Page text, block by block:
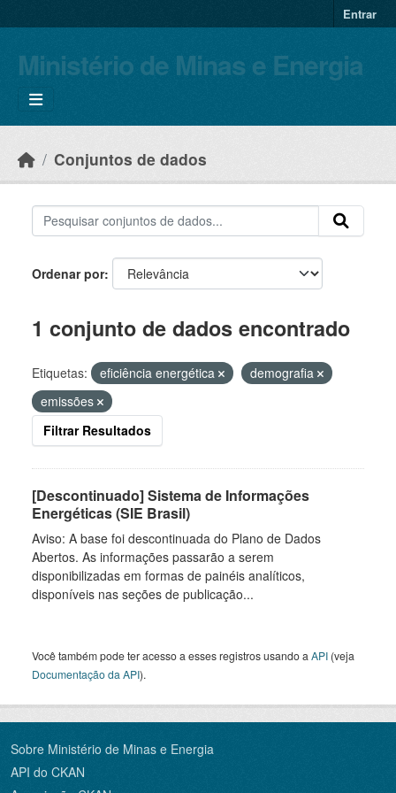
Entrar
Ministério de Minas e Energia
Conjuntos de dados
Ordenar por
1 conjunto de dados encontrado
Etiquetas: eficiência energética
demografia
emissões
Filtrar Resultados
[Descontinuado] Sistema de Informações
Energéticas (SIE Brasil)
Aviso: A base foi descontinuada do Plano de Dados
Abertos. As informações passarão a serem
disponibilizadas em formas de painéis analíticos,
disponíveis nas seções de publicação...
Você também pode ter acesso a esses registros usando a API (veja
Documentação da API).
Sobre Ministério de Minas e Energia
API do CKAN